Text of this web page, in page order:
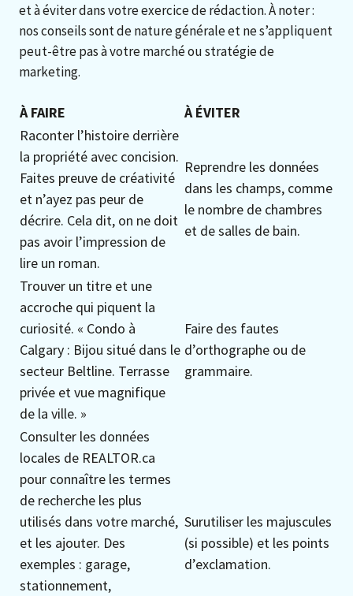
et à éviter dans votre exercice de rédaction. À noter :
nos conseils sont de nature générale et ne s’appliquent
peut-être pas à votre marché ou stratégie de
marketing.
À FAIRE
À ÉVITER
Raconter l’histoire derrière
la propriété avec concision.
Faites preuve de créativité
et n’ayez pas peur de
décrire. Cela dit, on ne doit
pas avoir l’impression de
lire un roman.
Reprendre les données
dans les champs, comme
le nombre de chambres
et de salles de bain.
Trouver un titre et une
accroche qui piquent la
curiosité. « Condo à
Calgary : Bijou situé dans le
secteur Beltline. Terrasse
privée et vue magnifique
de la ville. »
Faire des fautes
d’orthographe ou de
grammaire.
Consulter les données
locales de REALTOR.ca
pour connaître les termes
de recherche les plus
utilisés dans votre marché,
et les ajouter. Des
exemples : garage,
stationnement,
Surutiliser les majuscules
(si possible) et les points
d’exclamation.